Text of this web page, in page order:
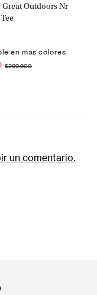
Outdoors Nr
en más colores
$299.900
un comentario.